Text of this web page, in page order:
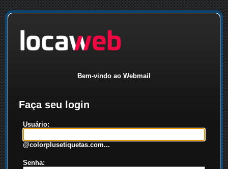
Bem-vindo ao Webmail
Faça seu login
Usuário:
@colorplusetiquetas.com...
Senha: